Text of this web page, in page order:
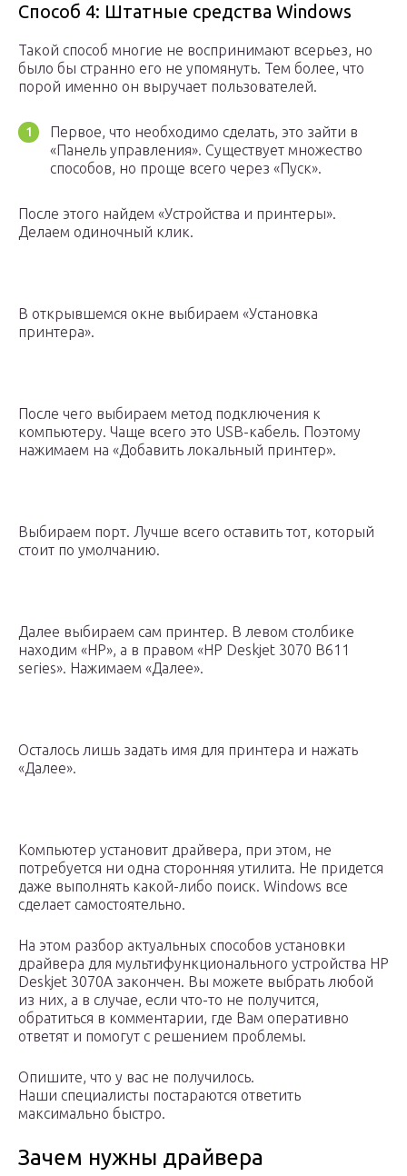
Способ 4: Штатные средства Windows
Такой способ многие не воспринимают всерьез, но
было бы странно его не упомянуть. Тем более, что
порой именно он выручает пользователей.
Первое, что необходимо сделать, это зайти в
«Панель управления». Существует множество
способов, но проще всего через «Пуск».
После этого найдем «Устройства и принтеры».
Делаем одиночный клик.
В открывшемся окне выбираем «Установка
принтера».
После чего выбираем метод подключения к
компьютеру. Чаще всего это USB-кабель. Поэтому
нажимаем на «Добавить локальный принтер».
Выбираем порт. Лучше всего оставить тот, который
стоит по умолчанию.
Далее выбираем сам принтер. В левом столбике
находим «HP», а в правом «HP Deskjet 3070 B611
series». Нажимаем «Далее».
Осталось лишь задать имя для принтера и нажать
«Далее».
Компьютер установит драйвера, при этом, не
потребуется ни одна сторонняя утилита. Не придется
даже выполнять какой-либо поиск. Windows все
сделает самостоятельно.
На этом разбор актуальных способов установки
драйвера для мультифункционального устройства HP
Deskjet 3070A закончен. Вы можете выбрать любой
из них, а в случае, если что-то не получится,
обратиться в комментарии, где Вам оперативно
ответят и помогут с решением проблемы.
Опишите, что у вас не получилось.
Наши специалисты постараются ответить
максимально быстро.
Зачем нужны драйвера